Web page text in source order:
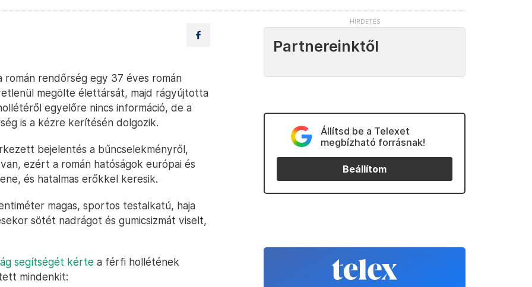
rendőrség egy 37 éves román
megölte élettársát, majd rágyújtotta
egyelőre nincs információ, de a
is a kézre kerítésén dolgozik.
bejelentés a bűncselekményről,
ezért a román hatóságok európai és
és hatalmas erőkkel keresik.
magas, sportos testalkatú, haja
sötét nadrágot és gumicsizmát viselt,
segítségét kérte a férfi hollétének
mindenkit:
Partnereinktől
Állítsd be a Telexet
megbízható forrásnak!
Beállítom